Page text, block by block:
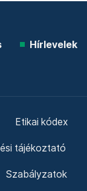
Hírlevelek
Etikai kódex
tájékoztató
Szabályzatok